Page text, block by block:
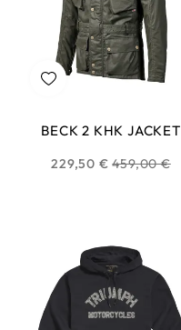
BECK 2 KHK JACKET
229,50 € Prix
459,00 €